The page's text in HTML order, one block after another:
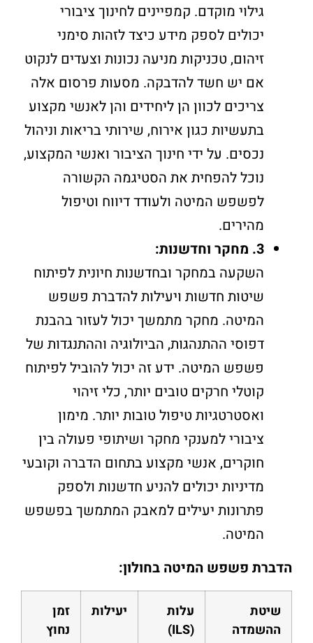
גילוי מוקדם. קמפיינים לחינוך ציבורי
יכולים לספק מידע כיצד לזהות סימני
זיהום, טכניקות מניעה נכונות וצעדים לנקוט
אם יש חשד להדבקה. מסעות פרסום אלה
צריכים לכוון הן ליחידים והן לאנשי מקצוע
בתעשיות כגון אירוח, שירותי בריאות וניהול
נכסים. על ידי חינוך הציבור ואנשי המקצוע,
נוכל להפחית את הסטיגמה הקשורה
לפשפש המיטה ולעודד דיווח וטיפול
מהירים.
3. מחקר וחדשנות:
השקעה במחקר ובחדשנות חיונית לפיתוח
שיטות חדשות ויעילות להדברת פשפש
המיטה. מחקר מתמשך יכול לעזור בהבנת
דפוסי ההתנהגות, הביולוגיה וההתנגדות של
פשפש המיטה. ידע זה יכול להוביל לפיתוח
קוטלי חרקים טובים יותר, כלי זיהוי
ואסטרטגיות טיפול טובות יותר. מימון
ציבורי למענקי מחקר ושיתופי פעולה בין
חוקרים, אנשי מקצוע בתחום הדברה וקובעי
מדיניות יכולים להניע חדשנות ולספק
פתרונות יעילים למאבק המתמשך בפשפש
המיטה.
הדברת פשפש המיטה בחולון:
שיטת
ההשמדה
עלות
(ILS)
יעילות
זמן
נחוץ